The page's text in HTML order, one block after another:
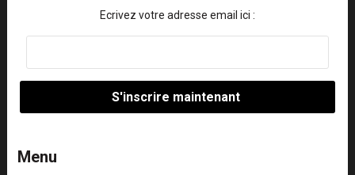
Ecrivez votre adresse email ici :
Menu